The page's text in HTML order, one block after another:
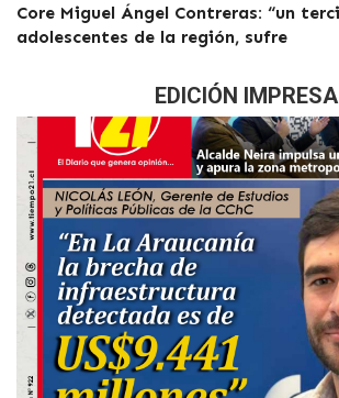
Core Miguel Ángel Contreras: “un
adolescentes de la región, sufre
EDICIÓN IMPRESA